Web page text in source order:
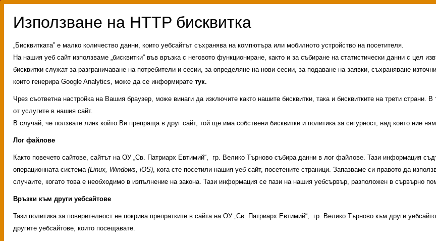
Административни услуги История на училището Контакти
Прием
Свободни места за ученици
Групи ЗИ 2025/2026 учебна год.
„Бисквитката” е малко количество данни, които уебсайтът съхранява на компютъра или мобилното устройство на посетителя.
На нашия уеб сайт използваме „бисквитки” във връзка с неговото функциониране, както и за събиране на статистически данни с цел
бисквитки служат за разграничаване на потребители и сесии, за определяне на нови сесии, за подаване на заявки, съхраняване
които генерира Google Analytics, може да се информирате тук.
Чрез съответна настройка на Вашия браузер, може винаги да изключите както нашите бисквитки, така и бисквитките на трети страни.
от услугите в нашия сайт.
В случай, че ползвате линк който Ви препраща в друг сайт, той ще има собствени бисквитки и политика за сигурност, над които ние
Лог файлове
Както повечето сайтове, сайтът на ОУ „Св. Патриарх Евтимий“, гр. Велико Търново събира данни в лог файлове. Тази информация
операционната система (Linux, Windows, iOS), кога сте посетили нашия уеб сайт, посетените страници. Запазваме си правото да
случаите, когато това е необходимо в изпълнение на закона. Тази информация се пази на нашия уебсървър, разположен в сървърно
Връзки към други уебсайтове
Тази политика за поверителност не покрива препратките в сайта на ОУ „Св. Патриарх Евтимий“, гр. Велико Търново към други
другите уебсайтове, които посещавате.